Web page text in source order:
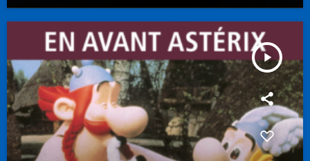
play_arrow